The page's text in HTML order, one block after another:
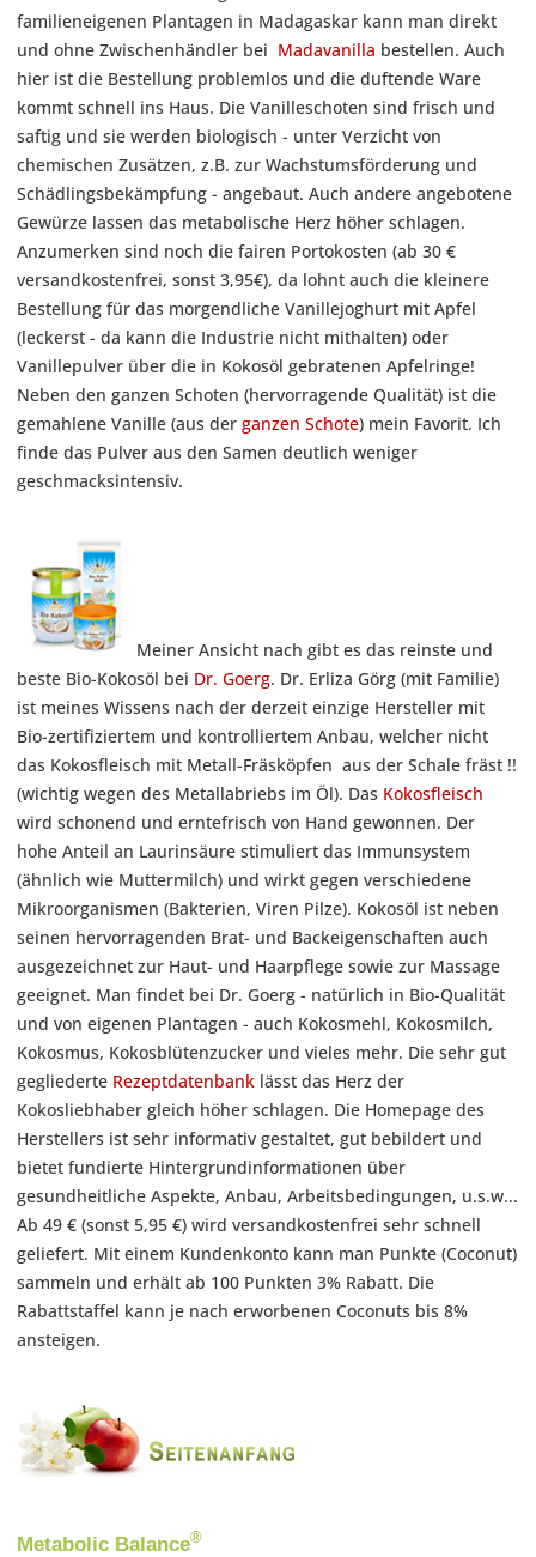
familieneigenen Plantagen in Madagaskar kann man direkt
und ohne Zwischenhändler bei Madavanilla bestellen. Auch
hier ist die Bestellung problemlos und die duftende Ware
kommt schnell ins Haus. Die Vanilleschoten sind frisch und
saftig und sie werden biologisch - unter Verzicht von
chemischen Zusätzen, z.B. zur Wachstumsförderung und
Schädlingsbekämpfung - angebaut. Auch andere angebotene
Gewürze lassen das metabolische Herz höher schlagen.
Anzumerken sind noch die fairen Portokosten (ab 30 €
versandkostenfrei, sonst 3,95€), da lohnt auch die kleinere
Bestellung für das morgendliche Vanillejoghurt mit Apfel
(leckerst - da kann die Industrie nicht mithalten) oder
Vanillepulver über die in Kokosöl gebratenen Apfelringe!
Neben den ganzen Schoten (hervorragende Qualität) ist die
gemahlene Vanille (aus der ganzen Schote) mein Favorit. Ich
finde das Pulver aus den Samen deutlich weniger
geschmacksintensiv.
Meiner Ansicht nach gibt es das reinste und
beste Bio-Kokosöl bei Dr. Goerg. Dr. Erliza Görg (mit Familie)
ist meines Wissens nach der derzeit einzige Hersteller mit
Bio-zertifiziertem und kontrolliertem Anbau, welcher nicht
das Kokosfleisch mit Metall-Fräsköpfen aus der Schale fräst !!
(wichtig wegen des Metallabriebs im Öl). Das Kokosfleisch
wird schonend und erntefrisch von Hand gewonnen. Der
hohe Anteil an Laurinsäure stimuliert das Immunsystem
(ähnlich wie Muttermilch) und wirkt gegen verschiedene
Mikroorganismen (Bakterien, Viren Pilze). Kokosöl ist neben
seinen hervorragenden Brat- und Backeigenschaften auch
ausgezeichnet zur Haut- und Haarpflege sowie zur Massage
geeignet. Man findet bei Dr. Goerg - natürlich in Bio-Qualität
und von eigenen Plantagen - auch Kokosmehl, Kokosmilch,
Kokosmus, Kokosblütenzucker und vieles mehr. Die sehr gut
gegliederte Rezeptdatenbank lässt das Herz der
Kokosliebhaber gleich höher schlagen. Die Homepage des
Herstellers ist sehr informativ gestaltet, gut bebildert und
bietet fundierte Hintergrundinformationen über
gesundheitliche Aspekte, Anbau, Arbeitsbedingungen, u.s.w...
Ab 49 € (sonst 5,95 €) wird versandkostenfrei sehr schnell
geliefert. Mit einem Kundenkonto kann man Punkte (Coconut)
sammeln und erhält ab 100 Punkten 3% Rabatt. Die
Rabattstaffel kann je nach erworbenen Coconuts bis 8%
ansteigen.
Metabolic Balance®